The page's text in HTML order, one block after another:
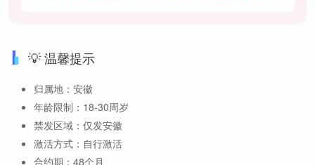
💡 温馨提示
归属地：安徽
年龄限制：18-30周岁
禁发区域：仅发安徽
激活方式：自行激活
合约期：48个月